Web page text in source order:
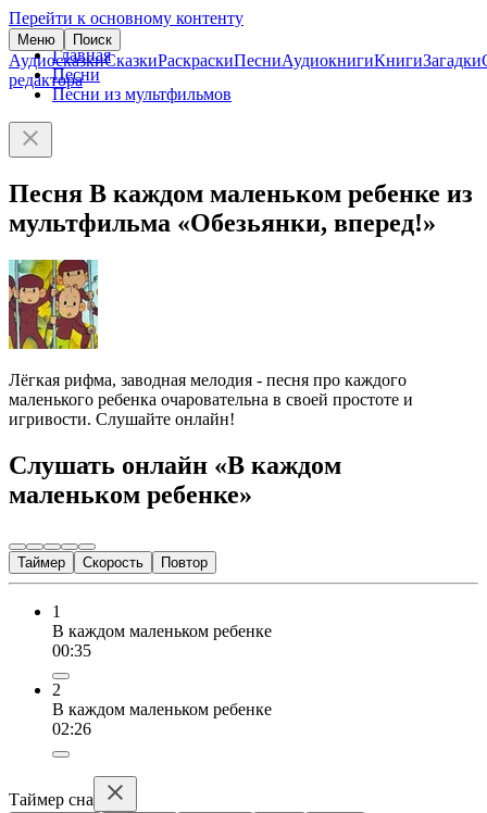
Перейти к основному контенту
Меню Поиск
АудиосказкиСказкиРаскраскиПесниАудиокнигиКнигиЗагадки
редактора
Главная
Песни
Песни из мультфильмов
Песня В каждом маленьком ребенке из
мультфильма «Обезьянки, вперед!»
Лёгкая рифма, заводная мелодия - песня про каждого
маленького ребенка очаровательна в своей простоте и
игривости. Слушайте онлайн!
Слушать онлайн «В каждом
маленьком ребенке»
Таймер Скорость Повтор
1
В каждом маленьком ребенке
00:35
2
В каждом маленьком ребенке
02:26
Таймер сна